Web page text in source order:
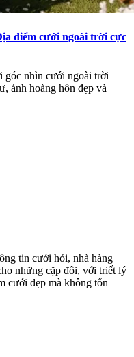
điểm cưới ngoài trời cực
nhìn cưới ngoài trời
ánh hoàng hôn đẹp và
tin cưới hỏi, nhà hàng
những cặp đôi, với triết lý
cưới đẹp mà không tốn